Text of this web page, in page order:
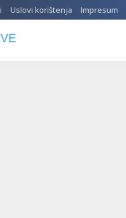
Uslovi korištenja Impresum